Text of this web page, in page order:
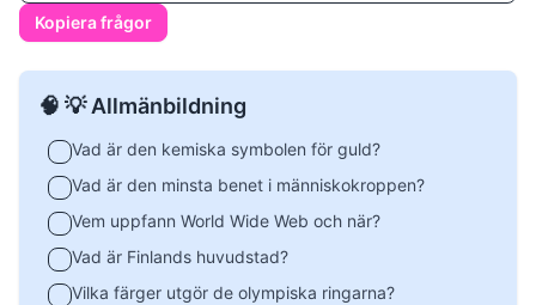
Kopiera frågor
🧠 💡 Allmänbildning
Vad är den kemiska symbolen för guld?
Vad är den minsta benet i människokroppen?
Vem uppfann World Wide Web och när?
Vad är Finlands huvudstad?
Vilka färger utgör de olympiska ringarna?